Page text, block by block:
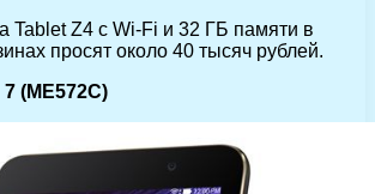
Tablet Z4 с Wi-Fi и 32 ГБ памяти в
просят около 40 тысяч рублей.
(ME572C)